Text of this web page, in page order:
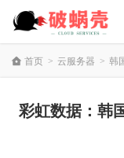
首页 > 云服务器 > 韩
彩虹数据：韩